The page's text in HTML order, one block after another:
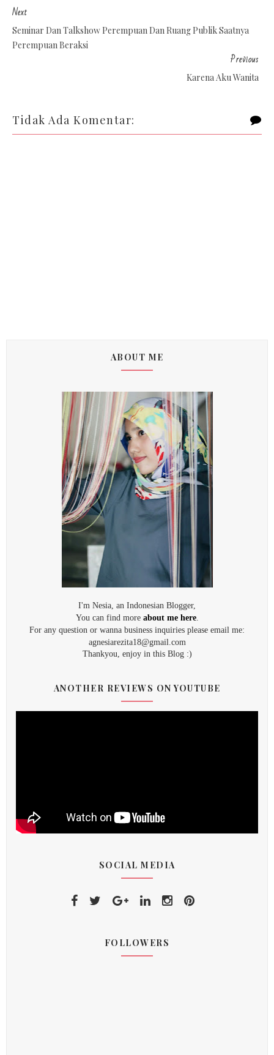
Next
Seminar Dan Talkshow Perempuan Dan Ruang Publik Saatnya
Perempuan Beraksi
Previous
Karena Aku Wanita
Tidak Ada Komentar:
ABOUT ME
I'm Nesia, an Indonesian Blogger,
You can find more about me here.
For any question or wanna business inquiries please email me:
agnesiarezita18@gmail.com
Thankyou, enjoy in this Blog :)
ANOTHER REVIEWS ON YOUTUBE
SOCIAL MEDIA
FOLLOWERS